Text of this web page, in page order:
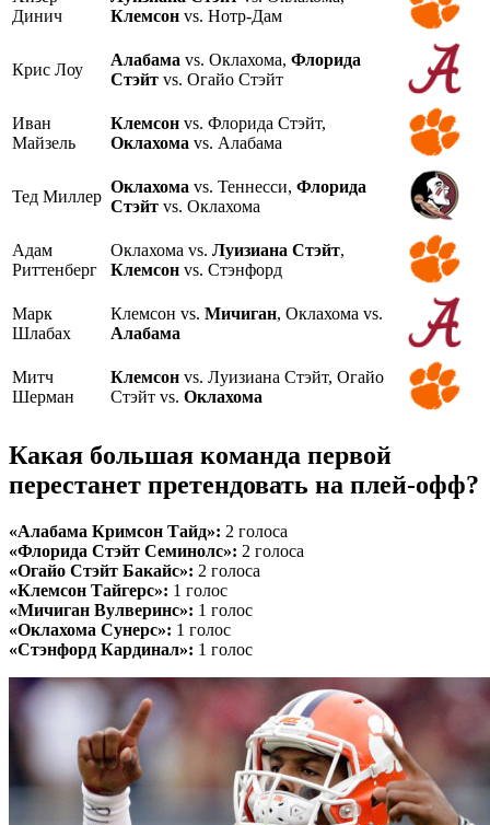
Динич
Клемсон vs. Нотр-Дам
Крис Лоу
Алабама vs. Оклахома, Флорида
Стэйт vs. Огайо Стэйт
Иван
Майзель
Клемсон vs. Флорида Стэйт,
Оклахома vs. Алабама
Тед Миллер
Оклахома vs. Теннесси, Флорида
Стэйт vs. Оклахома
Адам
Риттенберг
Оклахома vs. Луизиана Стэйт,
Клемсон vs. Стэнфорд
Марк
Шлабах
Клемсон vs. Мичиган, Оклахома vs.
Алабама
Митч
Шерман
Клемсон vs. Луизиана Стэйт, Огайо
Стэйт vs. Оклахома
Какая большая команда первой
перестанет претендовать на плей-офф?
«Алабама Кримсон Тайд»: 2 голоса
«Флорида Стэйт Семинолс»: 2 голоса
«Огайо Стэйт Бакайс»: 2 голоса
«Клемсон Тайгерс»: 1 голос
«Мичиган Вулверинс»: 1 голос
«Оклахома Сунерс»: 1 голос
«Стэнфорд Кардинал»: 1 голос